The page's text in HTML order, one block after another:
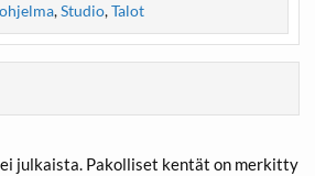
,Studio,Talot
julkaista. Pakolliset kentät on merkitty